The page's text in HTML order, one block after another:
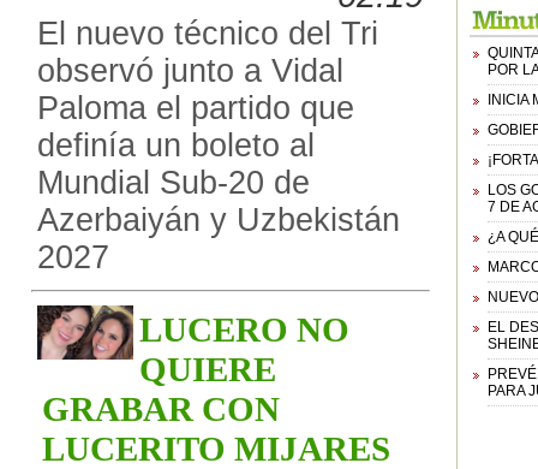
El nuevo técnico del Tri
observó junto a Vidal
Paloma el partido que
definía un boleto al
Mundial Sub-20 de
Azerbaiyán y Uzbekistán
2027
LUCERO NO
QUIERE
GRABAR CON
LUCERITO MIJARES
POR
LOS
7 DE
¿A
EL
PARA